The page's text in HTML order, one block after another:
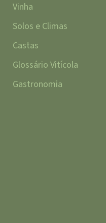
Vinha
Solos e Climas
Castas
Glossário Vitícola
Gastronomia